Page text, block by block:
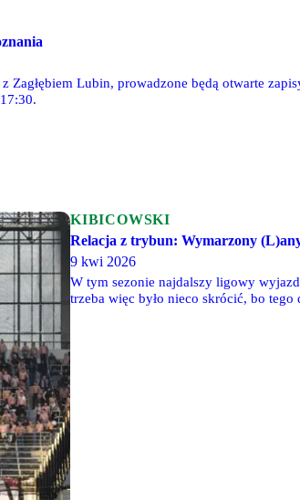
Zagłębiem Lubin, prowadzone będą otwarte
KIBICOWSKI
Relacja z trybun: Wymarzony
9 kwi 2026
W tym sezonie najdalszy ligowy
trzeba więc było nieco skrócić, bo tego